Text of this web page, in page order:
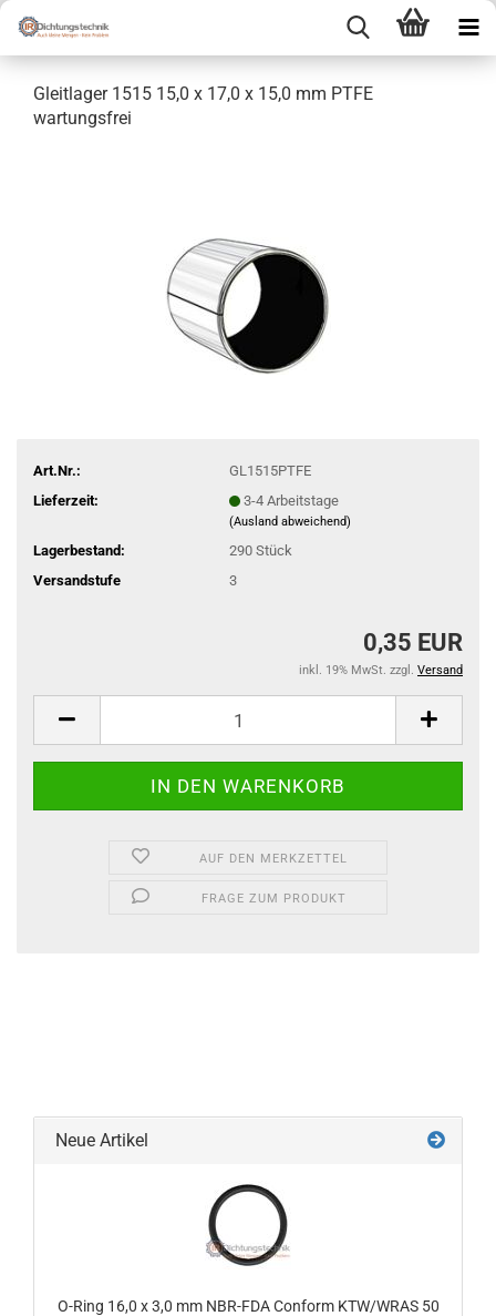
Gleitlager 1515 15,0 x 17,0 x 15,0 mm PTFE
wartungsfrei
Art.Nr.:
GL1515PTFE
Lieferzeit:
3-4 Arbeitstage
(Ausland abweichend)
Lagerbestand: 290 Stück
Versandstufe
3
0,35 EUR
inkl. 19% MwSt. zzgl. Versand
AUF DEN MERKZETTEL
FRAGE ZUM PRODUKT
Neue Artikel
O-Ring 16,0 x 3,0 mm NBR-FDA Conform KTW/WRAS 50